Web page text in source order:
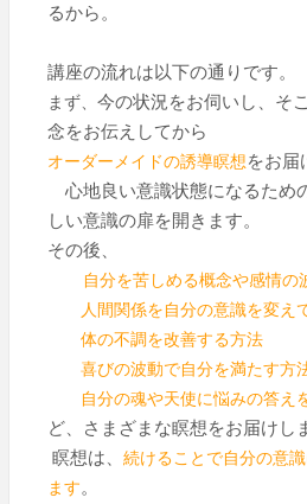
るから。
講座の流れは以下の通りです。
まず、 今の状況をお伺いし、そ
念をお伝えしてから
オーダーメイドの誘導瞑想をお届
心地良い意識状態になるため
しい意識の扉を開きます。
その後、
自分を苦しめる概念や感情の
人間関係を自分の意識を変え
体の不調を改善する方法
喜びの波動で自分を満たす方
自分の魂や天使に悩みの答え
ど、さまざまな瞑想をお届けし
瞑想は、 続けることで自分の意
ます。